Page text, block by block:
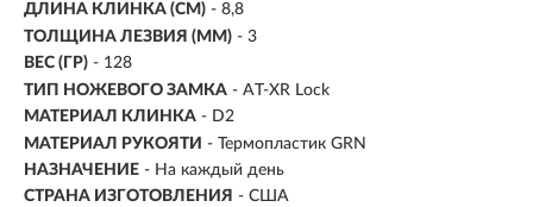
ДЛИНА КЛИНКА (СМ) - 8,8
ТОЛЩИНА ЛЕЗВИЯ (ММ) - 3
ВЕС (ГР) - 128
ТИП НОЖЕВОГО ЗАМКА - AT-XR Lock
МАТЕРИАЛ КЛИНКА - D2
МАТЕРИАЛ РУКОЯТИ - Термопластик GRN
НАЗНАЧЕНИЕ - На каждый день
СТРАНА ИЗГОТОВЛЕНИЯ - США